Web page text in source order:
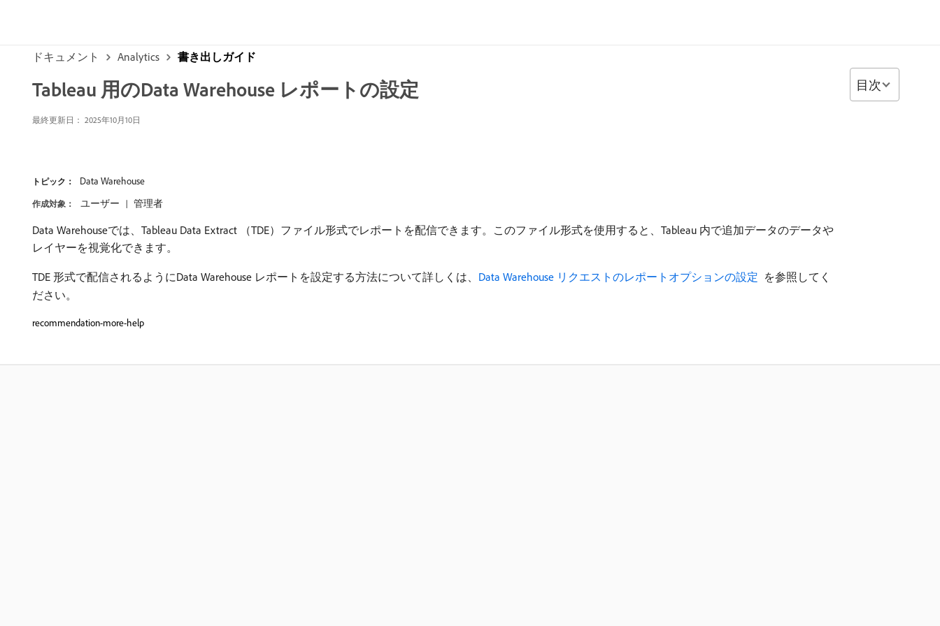
ドキュメント Analytics 書き出しガイド
Tableau 用のData Warehouse レポートの設定
最終更新日： 2025年10月10日
トピック： Data Warehouse
作成対象： ユーザー 管理者
Data Warehouseでは、Tableau Data Extract （TDE）ファイル形式でレポートを配信できます。このファイル形式を使用すると、Tableau 内で追加データのデータや
レイヤーを視覚化できます。
TDE 形式で配信されるようにData Warehouse レポートを設定する方法について詳しくは、 Data Warehouse リクエストのレポートオプションの設定 ​ を参照してく
ださい。
recommendation-more-help
目次